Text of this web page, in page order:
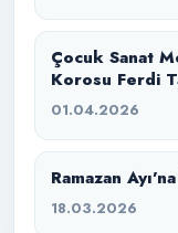
Çocuk Sanat
Korosu Ferdi
01.04.2026
Ramazan
18.03.2026